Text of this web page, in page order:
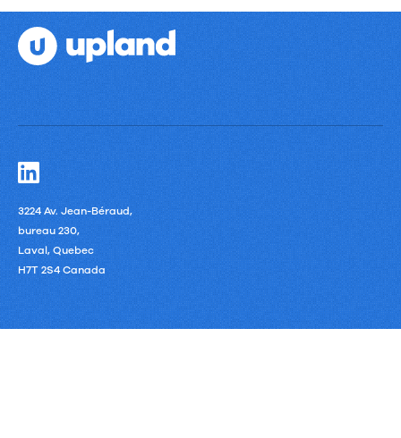
3224 Av. Jean-Béraud,
bureau 230,
Laval, Quebec
H7T 2S4 Canada